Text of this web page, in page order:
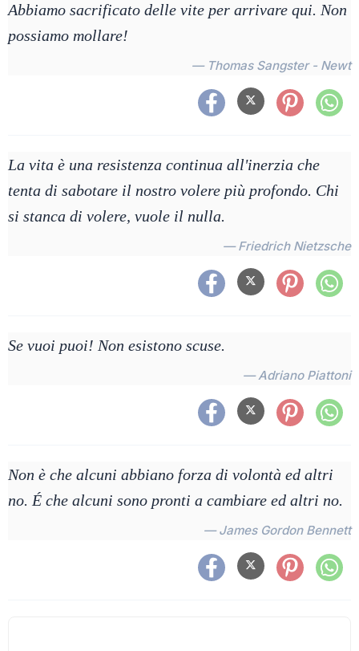
Abbiamo sacrificato delle vite per arrivare qui. Non
possiamo mollare!
— Thomas Sangster - Newt
La vita è una resistenza continua all'inerzia che
tenta di sabotare il nostro volere più profondo. Chi
si stanca di volere, vuole il nulla.
— Friedrich Nietzsche
Se vuoi puoi! Non esistono scuse.
— Adriano Piattoni
Non è che alcuni abbiano forza di volontà ed altri
no. É che alcuni sono pronti a cambiare ed altri no.
— James Gordon Bennett